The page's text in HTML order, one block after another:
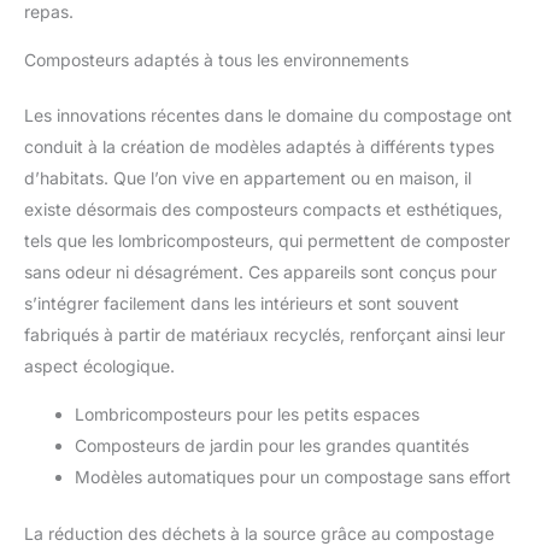
repas.
Composteurs adaptés à tous les environnements
Les innovations récentes dans le domaine du compostage ont
conduit à la création de modèles adaptés à différents types
d’habitats. Que l’on vive en appartement ou en maison, il
existe désormais des composteurs compacts et esthétiques,
tels que les lombricomposteurs, qui permettent de composter
sans odeur ni désagrément. Ces appareils sont conçus pour
s’intégrer facilement dans les intérieurs et sont souvent
fabriqués à partir de matériaux recyclés, renforçant ainsi leur
aspect écologique.
Lombricomposteurs pour les petits espaces
Composteurs de jardin pour les grandes quantités
Modèles automatiques pour un compostage sans effort
La réduction des déchets à la source grâce au compostage